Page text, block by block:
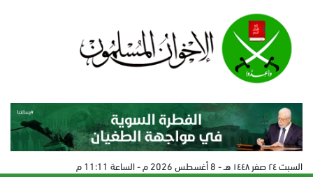
السبت ٢٤ صفر ١٤٤٨ هـ - 8 أغسطس 2026 م - الساعة 11:11 م